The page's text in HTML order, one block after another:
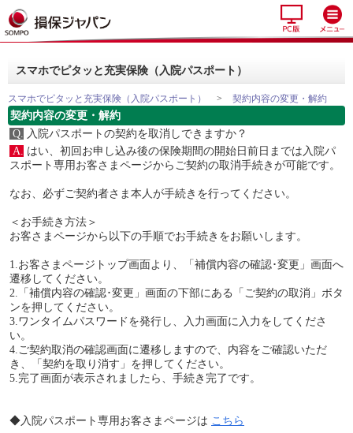
スマホでピタッと充実保険（入院パスポート）
スマホでピタッと充実保険（入院パスポート） > 契約内容の変更・解約
契約内容の変更・解約
Q. 入院パスポートの契約を取消しできますか？
A. はい、初回お申し込み後の保険期間の開始日前日までは入院パ
スポート専用お客さまページからご契約の取消手続きが可能です。
なお、必ずご契約者さま本人が手続きを行ってください。
＜お手続き方法＞
お客さまページから以下の手順でお手続きをお願いします。
1.お客さまページトップ画面より、「補償内容の確認･変更」画面へ
遷移してください。
2.「補償内容の確認･変更」画面の下部にある「ご契約の取消」ボタ
ンを押してください。
3.ワンタイムパスワードを発行し、入力画面に入力をしてくださ
い。
4.ご契約取消の確認画面に遷移しますので、内容をご確認いただ
き、「契約を取り消す」を押してください。
5.完了画面が表示されましたら、手続き完了です。
◆入院パスポート専用お客さまページは こちら